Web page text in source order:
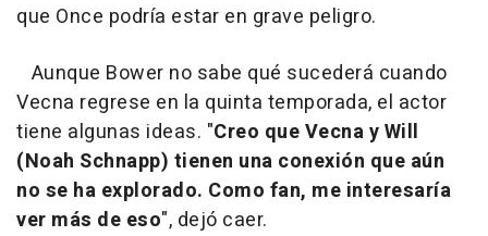
que Once podría estar en grave peligro.
Aunque Bower no sabe qué sucederá cuando
Vecna regrese en la quinta temporada, el actor
tiene algunas ideas. "Creo que Vecna y Will
(Noah Schnapp) tienen una conexión que aún
no se ha explorado. Como fan, me interesaría
ver más de eso", dejó caer.